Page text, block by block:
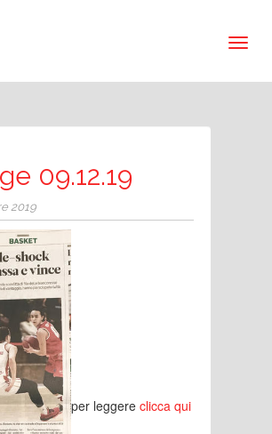
09.12.19
2019
per leggere clicca qui